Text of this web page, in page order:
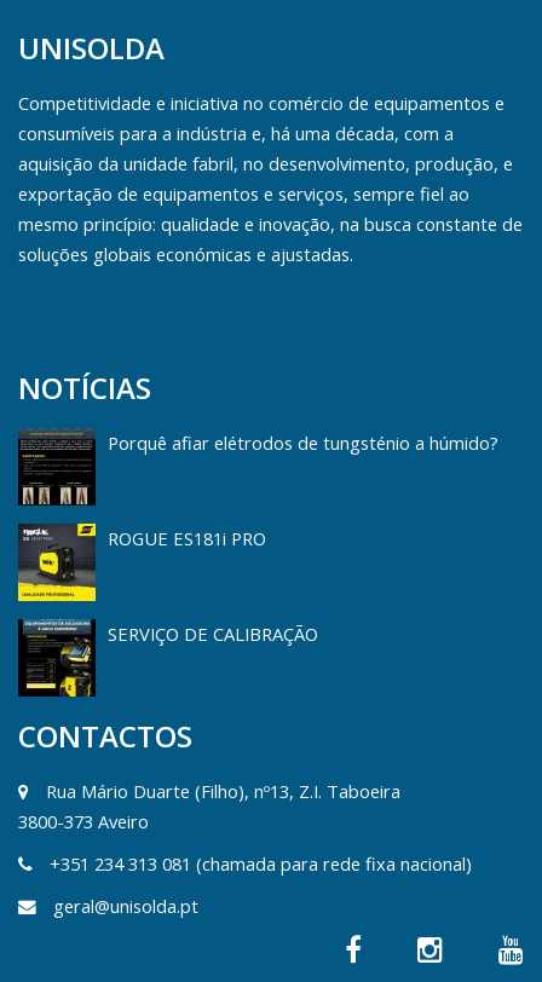
UNISOLDA
Competitividade e iniciativa no comércio de equipamentos e
consumíveis para a indústria e, há uma década, com a
aquisição da unidade fabril, no desenvolvimento, produção, e
exportação de equipamentos e serviços, sempre fiel ao
mesmo princípio: qualidade e inovação, na busca constante de
soluções globais económicas e ajustadas.
NOTÍCIAS
Porquê afiar elétrodos de tungsténio a húmido?
ROGUE ES181i PRO
SERVIÇO DE CALIBRAÇÃO
CONTACTOS
Rua Mário Duarte (Filho), nº13, Z.I. Taboeira
3800-373 Aveiro
+351 234 313 081 (chamada para rede fixa nacional)
geral@unisolda.pt